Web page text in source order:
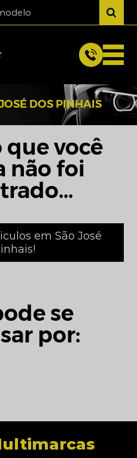
DOS PINHAIS
que você
não foi
em São José
se
por: